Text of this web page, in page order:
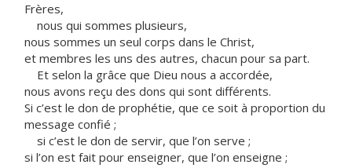
Frères,
nous qui sommes plusieurs,
nous sommes un seul corps dans le Christ,
et membres les uns des autres, chacun pour sa part.
Et selon la grâce que Dieu nous a accordée,
nous avons reçu des dons qui sont différents.
Si c’est le don de prophétie, que ce soit à proportion du
message confié ;
si c’est le don de servir, que l’on serve ;
si l’on est fait pour enseigner, que l’on enseigne ;